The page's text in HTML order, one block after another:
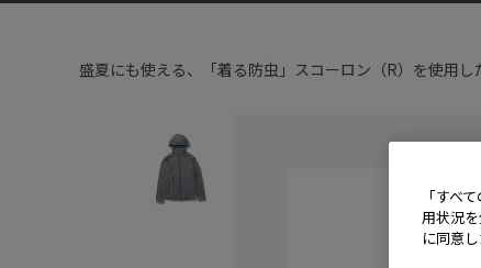
盛夏にも使える、「着る防虫」スコーロン（R）を使用し
「すべ
用状況
に同意